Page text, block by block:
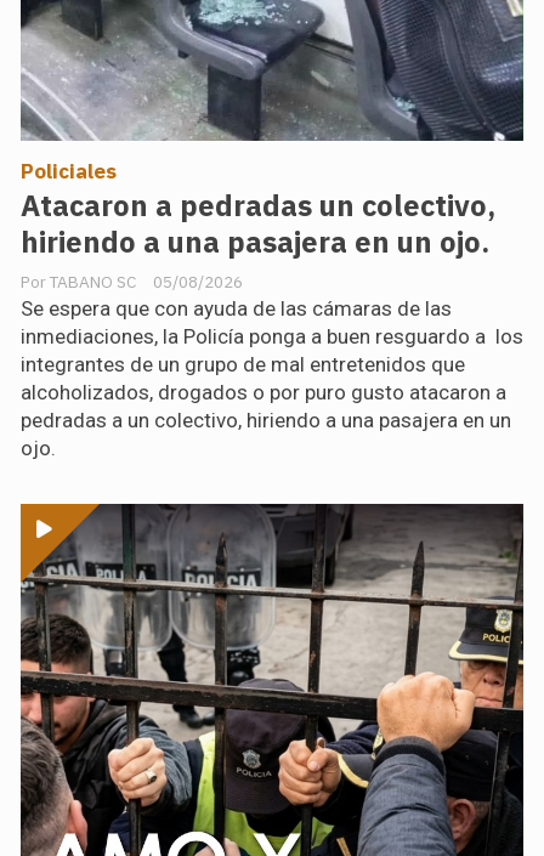
Atacaron a pedradas un colectivo,
hiriendo a una pasajera en un ojo.
TABANO SC
Policiales
05/08/2026
Se espera que con ayuda de las cámaras de las
inmediaciones, la Policía ponga a buen resguardo a los
integrantes de un grupo de mal entretenidos que
alcoholizados, drogados o por puro gusto atacaron a
pedradas a un colectivo, hiriendo a una pasajera en un
ojo.